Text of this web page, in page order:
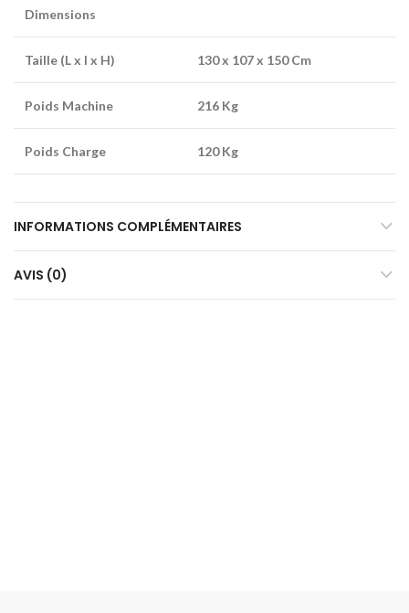
Dimensions
Taille (L x l x H) 130 x 107 x 150 Cm
Poids Machine 216 Kg
Poids Charge 120 Kg
INFORMATIONS COMPLÉMENTAIRES
AVIS (0)